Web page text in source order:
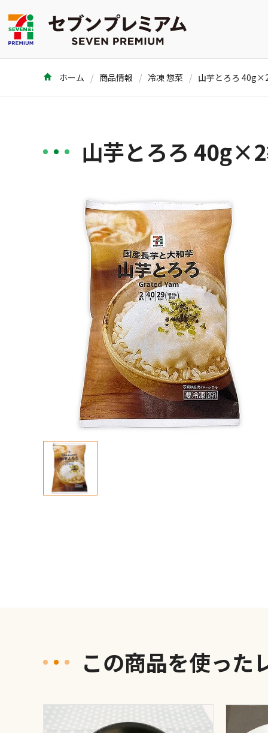
ホーム 商品情報 冷凍 惣菜 山芋とろろ
山芋とろろ
この商品を使った